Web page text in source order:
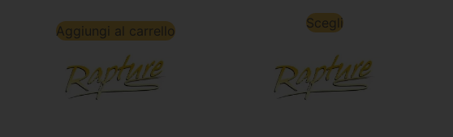
Aggiungi al carrello Scegli